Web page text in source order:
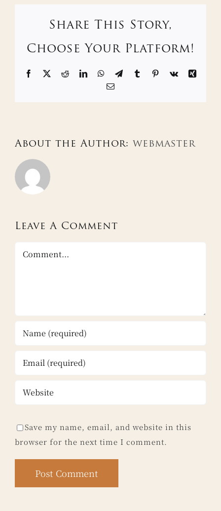
Share This Story,
Choose Your Platform!
Facebook RedditLinkedInWhatsApp
Telegram
TumblrPinterest
Vk
Xing
Email
About the Author: webmaster
Leave A Comment
Save my name, email, and website in this
browser for the next time I comment.